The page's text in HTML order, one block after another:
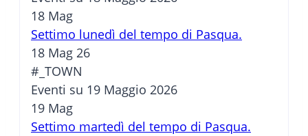
18 Mag
Settimo lunedì del tempo di Pasqua.
18 Mag 26
#_TOWN
Eventi su 19 Maggio 2026
19 Mag
Settimo martedì del tempo di Pasqua.